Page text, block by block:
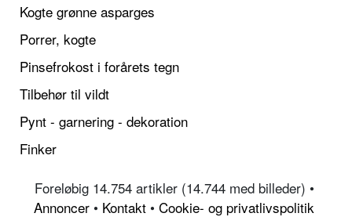
Kogte grønne asparges
Porrer, kogte
Pinsefrokost i forårets tegn
Tilbehør til vildt
Pynt - garnering - dekoration
Finker
Foreløbig 14.754 artikler (14.744 med billeder) •
Annoncer • Kontakt • Cookie- og privatlivspolitik